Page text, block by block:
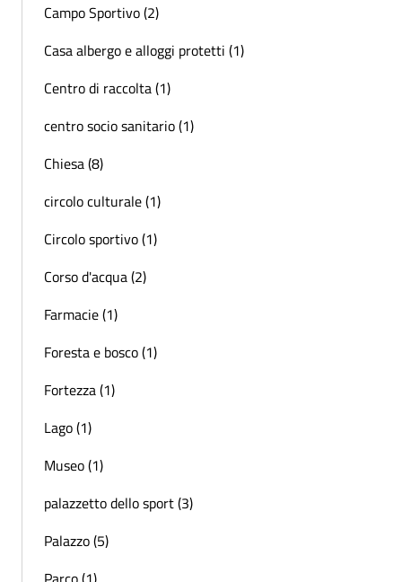
Campo Sportivo (2)
Casa albergo e alloggi protetti (1)
Centro di raccolta (1)
centro socio sanitario (1)
Chiesa (8)
circolo culturale (1)
Circolo sportivo (1)
Corso d'acqua (2)
Farmacie (1)
Foresta e bosco (1)
Fortezza (1)
Lago (1)
Museo (1)
palazzetto dello sport (3)
Palazzo (5)